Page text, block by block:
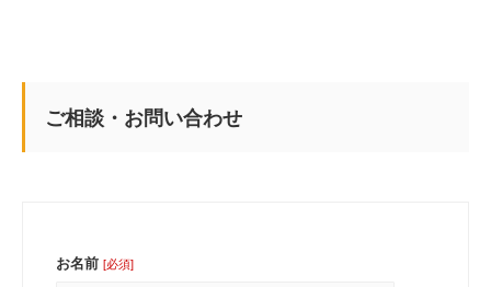
ご相談・お問い合わせ
お名前 [必須]